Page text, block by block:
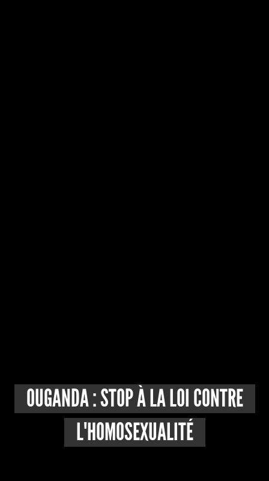
OUGANDA : STOP À LA LOI CONTRE
L'HOMOSEXUALITÉ